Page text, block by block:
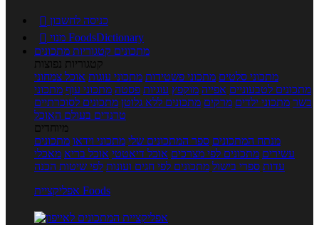
 כניסה לחשבון

מנוי FoodsDictionary
מתכונים קטגוריות מתכונים
קטגוריות נפוצות
מתכוני סלטים מתכוני פשטידות מתכוני עוגות אוכל צמחוני
מתכונים לטבעוניים אפייה מוקפץ עוגיות פסטה מתכוני עוף מתכוני
בשר מתכוני ילדים מרקים מתכונים ללא גלוטן מתכונים לסוכרתיים
טרנדים בעולם האוכל
מיוחדים
מנתח המתכונים ספר המתכונים שלי מתכוני וידאו מתכונים
עשירים מתכונים לפי מצרכים אוכל דיאטטי אוכל בריא מאכלי
עדות ספרי בישול מתכונים לפי חגים ועונות לפי שיטות הכנה
אפליקציית Foods